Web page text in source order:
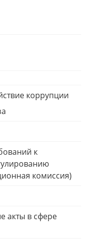
коррупции
к
комиссия)
акты в сфере